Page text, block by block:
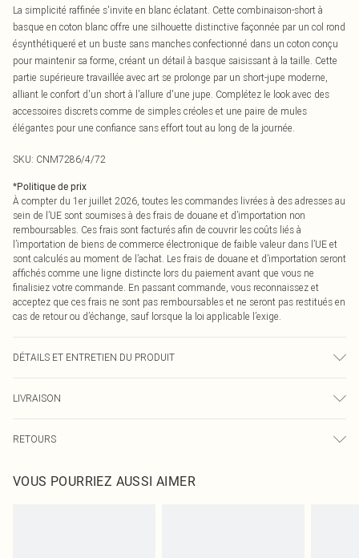
La simplicité raffinée s'invite en blanc éclatant. Cette combinaison-short à
basque en coton blanc offre une silhouette distinctive façonnée par un col rond
ésynthétiqueré et un buste sans manches confectionné dans un coton conçu
pour maintenir sa forme, créant un détail à basque saisissant à la taille. Cette
partie supérieure travaillée avec art se prolonge par un short-jupe moderne,
alliant le confort d'un short à l'allure d'une jupe. Complétez le look avec des
accessoires discrets comme de simples créoles et une paire de mules
élégantes pour une confiance sans effort tout au long de la journée.
SKU: CNM7286/4/72
*Politique de prix
À compter du 1er juillet 2026, toutes les commandes livrées à des adresses au
sein de l’UE sont soumises à des frais de douane et d’importation non
remboursables. Ces frais sont facturés afin de couvrir les coûts liés à
l’importation de biens de commerce électronique de faible valeur dans l’UE et
sont calculés au moment de l’achat. Les frais de douane et d’importation seront
affichés comme une ligne distincte lors du paiement avant que vous ne
finalisiez votre commande. En passant commande, vous reconnaissez et
acceptez que ces frais ne sont pas remboursables et ne seront pas restitués en
cas de retour ou d’échange, sauf lorsque la loi applicable l’exige.
DÉTAILS ET ENTRETIEN DU PRODUIT
déteindre.
LIVRAISON
Livraison express France
Jusqu'à 2-3 jours ouvrables
RETOURS
pour nous retourner un article.
VOUS POURRIEZ AUSSI AIMER